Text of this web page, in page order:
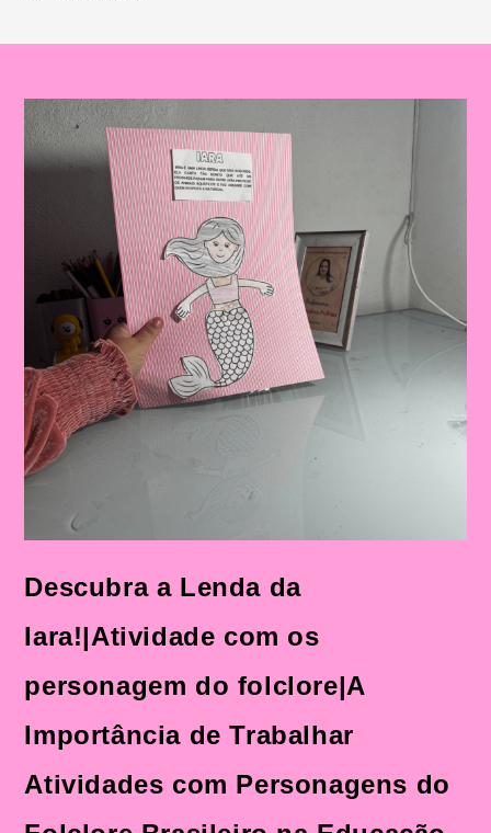
Descubra a Lenda da
Iara!|Atividade com os
personagem do folclore|A
Importância de Trabalhar
Atividades com Personagens do